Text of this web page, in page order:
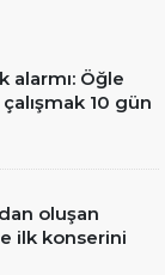
alarmı: Öğle
10 gün
oluşan
ilk konserini